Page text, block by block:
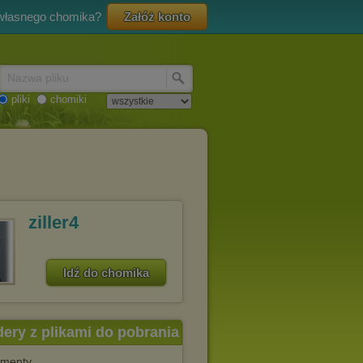
chomika? Załóż konto
pliki chomiki
ziller4
Idź do chomika
z plikami do pobrania